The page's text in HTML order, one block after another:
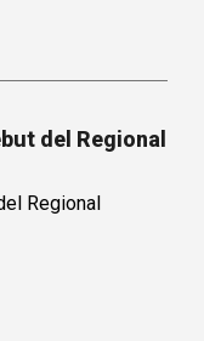
del Regional